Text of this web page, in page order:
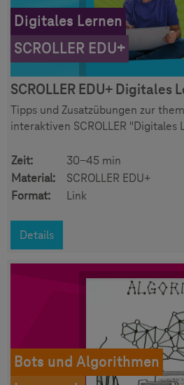
Digitales Lernen
SCROLLER EDU+
SCROLLER EDU+ Digitales
Tipps und Zusatzübungen zur
interaktiven SCROLLER "Digitales
Zeit:
30-45 min
Material:
SCROLLER EDU+
Format:
Link
Details
Bots und Algorithmen